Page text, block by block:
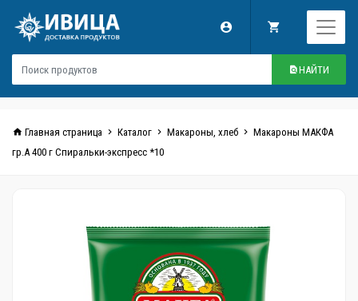
НАЙТИ
Главная страница Каталог Макароны, хлеб
Макароны МАКФА
гр.А 400 г Спиральки-экспресс *10